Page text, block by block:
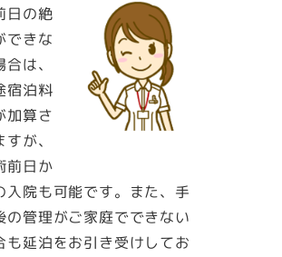
の絶
できな
合は、
宿泊料
加算さ
すが、
前日か
入院も可能です。また、手
の管理がご家庭でできない
も延泊をお引き受けしてお